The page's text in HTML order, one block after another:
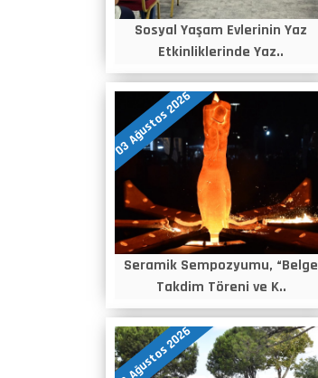
Sosyal Yaşam Evlerinin Yaz
Etkinliklerinde Yaz..
03 Ağustos 2026
Seramik Sempozyumu, “Belge
Takdim Töreni ve K..
03 Ağustos 2026